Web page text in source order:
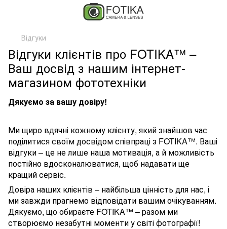
Відгуки
Відгуки клієнтів про FOTIKA™ –
Ваш досвід з нашим інтернет-
магазином фототехніки
Дякуємо за вашу довіру!
Ми щиро вдячні кожному клієнту, який знайшов час
поділитися своїм досвідом співпраці з FOTIKA™. Ваші
відгуки – це не лише наша мотивація, а й можливість
постійно вдосконалюватися, щоб надавати ще
кращий сервіс.
Довіра наших клієнтів – найбільша цінність для нас, і
ми завжди прагнемо відповідати вашим очікуванням.
Дякуємо, що обираєте FOTIKA™ – разом ми
створюємо незабутні моменти у світі фотографії!